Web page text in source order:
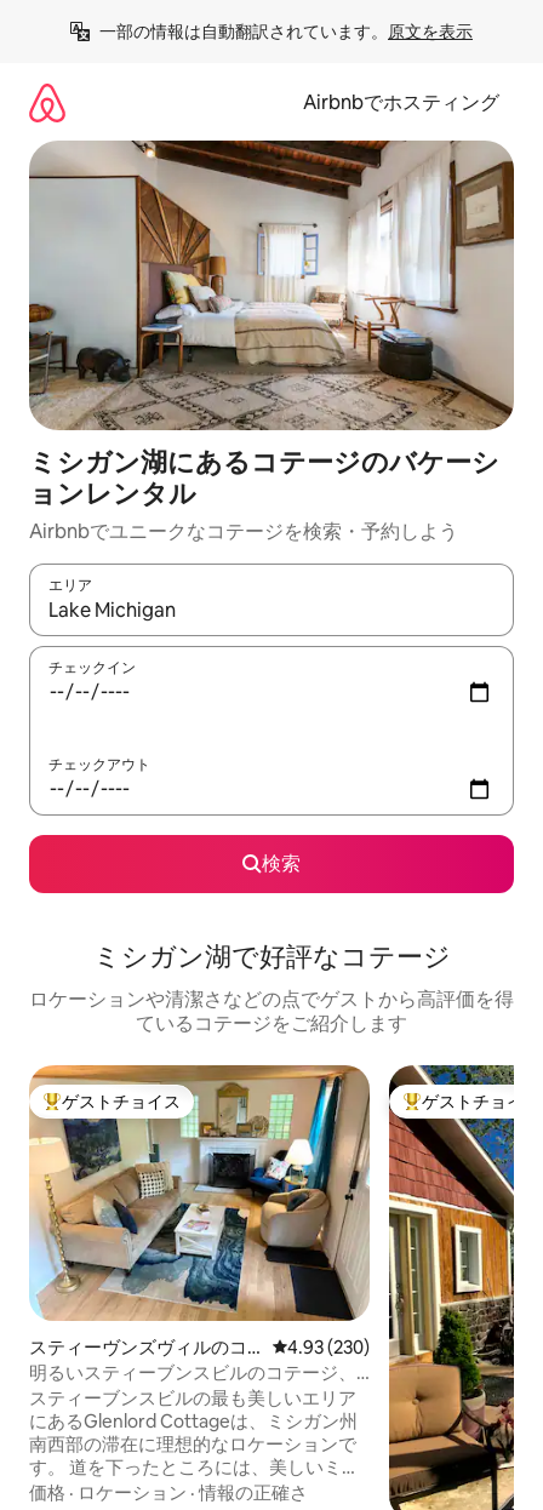
一部の情報は自動翻訳されています。 原文を表示
Airbnbでホスティング
ミシガン湖にあるコテージのバケーシ
ョンレンタル
Airbnbでユニークなコテージを検索・予約しよう
エリア
検索結果が表示されたら、上下の矢印キーを使って移動するか
チェックイン
チェックアウト
検索
ミシガン湖で好評なコテージ
ロケーションや清潔さなどの点でゲストから高評価を得
ているコテージをご紹介します
大好評のゲストチョイスです。
ゲストチョイス
スティーヴンズヴィルのコ
テージ
レビュー230件、5つ星中4.93つ
4.93 (230)
明るいスティーブンスビルのコテージ、
素晴らしいロケーションです！
スティーブンスビルの最も美しいエリア
にあるGlenlord Cottageは、ミシガン州
南西部の滞在に理想的なロケーションで
す。 道を下ったところには、美しいミシ
ガン湖を見渡せるグレンロードビーチパ
価格 · ロケーション ·情報の正確さ
大好評のゲスト
ゲストチョイス